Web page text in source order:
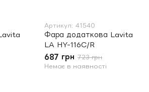
Артикул: 41540
Фара додаткова Lavita
LA HY-116C/R
687 грн 723 грн
Немає в наявності